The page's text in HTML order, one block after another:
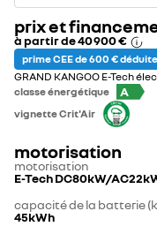
prix et
à partir de40 900 €
prime CEE de 600 € déduite
GRAND KANGOO E-Tech
classe énergétique
A
vignette Crit'Air
motorisation
motorisation
E-Tech DC80kW/
capacité de la batterie
45kWh